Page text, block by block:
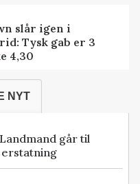
slår igen i
Tysk gab er 3
4,30
NYT
går til